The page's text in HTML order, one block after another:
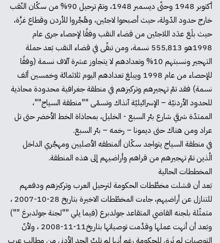
أكتوبر 1948 وحتّى ديسمبر 1948، وتمّ ترحيل 90% من سكّان النّقب
خارج حدود الدّولة، حيث أصبحوا لاجئين، وهُجِّروا للأردن وقطاع غزَّة،
حيث بلَغ عدَد اللاجئين من قضاء النقب وفقًا لإحصاء جرى عام
1998هو 555,813 نسمة، ومن تبقّى في قضاء النقب بَعد حملة
التهجير ونسبتهم 10% وتعدادهم لا يتجاوز عشرة آلاف نسمة (وفقًا
للإحصاء من عام 1998 ويبلغ تعدادهم اليوم ثلاثمائة وخمسين ألف
نسمة) فقد تمّ تهجيرهم وتركيزهم في منطقة جغرافية محدودة محاذية
للحدود الأردنيّة – الإسرائيليّة آنذاك وتسمّى ""منطقة السياج""،
الممتدّة شرقي شارع بئر السبع - الخليل، بمحاذاة الخط الأخضر حتى تل
عراد ومن هناك حتى ديمونا – رخمه – بئر السبع.
في منطقة السياج يتواجد سكّان ألمنطقه الأصليين ومهجَّري الداخل
الّذين تمّ تهجيرهم من قراهم وأراضيهم إلى هذه المنطقة.
المخططات الحالية
بَعد أن فشلت مخطَّطات الحكومة لترحيل العرب وتركيزهم ودفعهم
للتنازل عن أراضيهم، جاءت المخطّطات الاخيرة بتاريخ 28-10-2007 ،
متمثّلة بلجنه القاضي المتقاعد جولدبرع (فيما يلي ""لجنة جولدبرغ "")
وبَعد أن أنهت عملها وقدَّمت توصياتها بتاريخ11-11-2008 ، ولأنّ
التوصيات لم تَرق للحكومة رغم أنها لم تلبِّ الحد الأدنى من مطالب عرب